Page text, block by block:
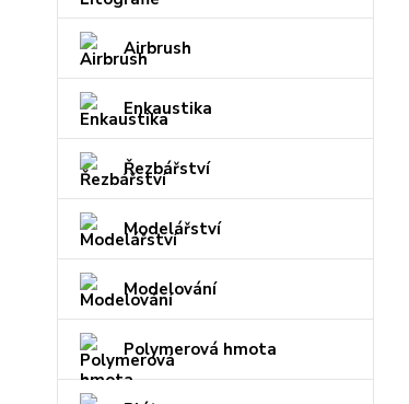
Airbrush
Enkaustika
Řezbářství
Modelářství
Modelování
Polymerová hmota